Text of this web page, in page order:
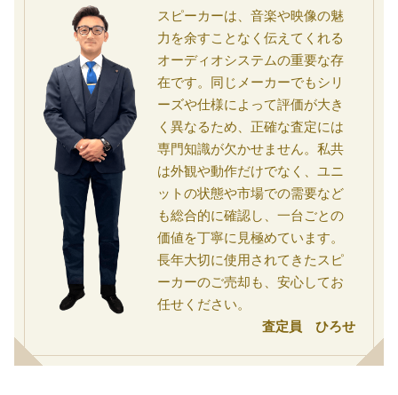
スピーカーは、音楽や映像の魅
力を余すことなく伝えてくれる
オーディオシステムの重要な存
在です。同じメーカーでもシリ
ーズや仕様によって評価が大き
く異なるため、正確な査定には
専門知識が欠かせません。私共
は外観や動作だけでなく、ユニ
ットの状態や市場での需要など
も総合的に確認し、一台ごとの
価値を丁寧に見極めています。
長年大切に使用されてきたスピ
ーカーのご売却も、安心してお
任せください。
査定員 ひろせ